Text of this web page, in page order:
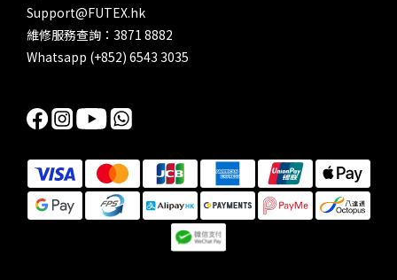
Support@FUTEX.hk
維修服務查詢：3871 8882
Whatsapp (+852) 6543 3035